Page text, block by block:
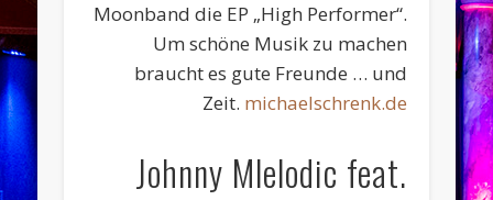
Moonband die EP „High Performer“.
Um schöne Musik zu machen
braucht es gute Freunde … und
Zeit. michaelschrenk.de
Johnny Mlelodic feat.